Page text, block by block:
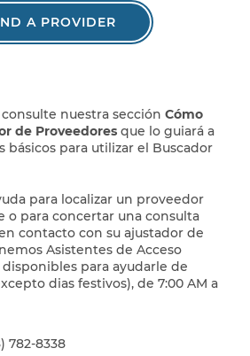
A PROVIDER
nuestra sección Cómo
de Proveedores que lo guiará a
básicos para utilizar el Buscador
para localizar un proveedor
o para concertar una consulta
contacto con su ajustador de
Asistentes de Acceso
para ayudarle de
dias festivos), de 7:00 AM a
782-8338